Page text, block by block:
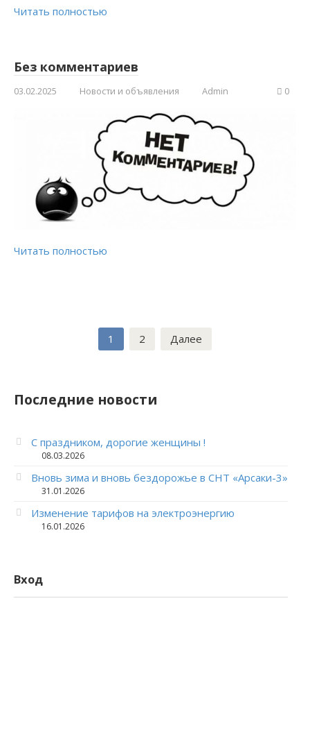
Читать полностью
Без комментариев
03.02.2025 Новости и объявления Admin 0
Читать полностью
1 2 Далее
Последние новости
С праздником, дорогие женщины !
08.03.2026
Вновь зима и вновь бездорожье в СНТ «Арсаки-3»
31.01.2026
Изменение тарифов на электроэнергию
16.01.2026
Вход